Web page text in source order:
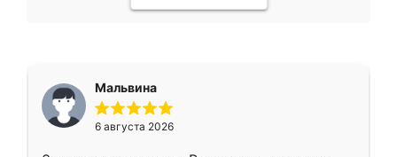
Мальвина
6 августа 2026